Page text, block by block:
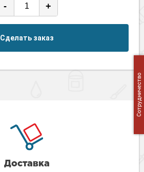
- +
Сделать заказ
Доставка
Сотрудничество